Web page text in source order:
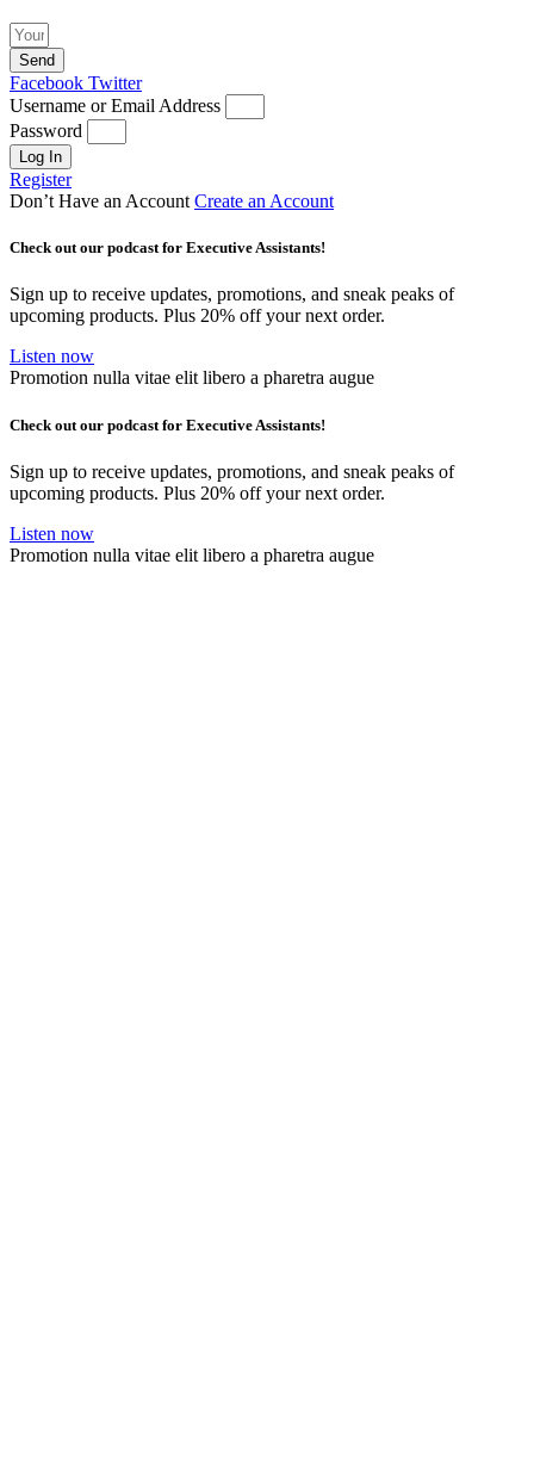
Send
Facebook Twitter
Username or Email Address
Password
Log In
Register
Don’t Have an Account Create an Account
Check out our podcast for Executive Assistants!
Sign up to receive updates, promotions, and sneak peaks of
upcoming products. Plus 20% off your next order.
Listen now
Promotion nulla vitae elit libero a pharetra augue
Check out our podcast for Executive Assistants!
Sign up to receive updates, promotions, and sneak peaks of
upcoming products. Plus 20% off your next order.
Listen now
Promotion nulla vitae elit libero a pharetra augue